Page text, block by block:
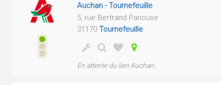
Auchan - Tournefeuille
5, rue Bertrand Panouse
31170 Tournefeuille
En attente du lien Auchan.